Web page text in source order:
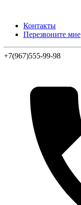
Контакты
Перезвоните мне
+7(967)555-99-98